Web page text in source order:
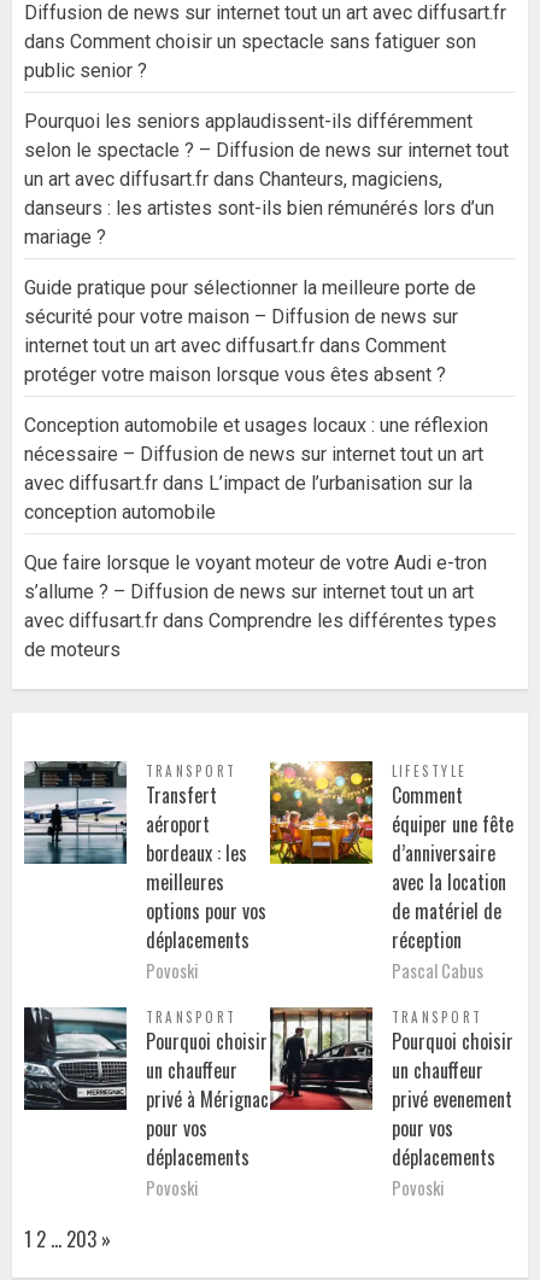
Diffusion de news sur internet tout un art avec diffusart.fr
dans Comment choisir un spectacle sans fatiguer son
public senior ?
Pourquoi les seniors applaudissent-ils différemment
selon le spectacle ? – Diffusion de news sur internet tout
un art avec diffusart.fr dans Chanteurs, magiciens,
danseurs : les artistes sont-ils bien rémunérés lors d’un
mariage ?
Guide pratique pour sélectionner la meilleure porte de
sécurité pour votre maison – Diffusion de news sur
internet tout un art avec diffusart.fr dans Comment
protéger votre maison lorsque vous êtes absent ?
Conception automobile et usages locaux : une réflexion
nécessaire – Diffusion de news sur internet tout un art
avec diffusart.fr dans L’impact de l’urbanisation sur la
conception automobile
Que faire lorsque le voyant moteur de votre Audi e-tron
s’allume ? – Diffusion de news sur internet tout un art
avec diffusart.fr dans Comprendre les différentes types
de moteurs
TRANSPORT
Transfert
aéroport
bordeaux : les
meilleures
options pour vos
déplacements
Povoski
LIFESTYLE
Comment
équiper une fête
d’anniversaire
avec la location
de matériel de
réception
Pascal Cabus
TRANSPORT
Pourquoi choisir
un chauffeur
privé à Mérignac
pour vos
déplacements
Povoski
TRANSPORT
Pourquoi choisir
un chauffeur
privé evenement
pour vos
déplacements
Povoski
Page:
1 2 … 203 Next
»